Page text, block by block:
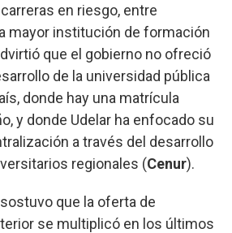
en riesgo, entre
mayor institución de formación
que el gobierno no ofreció
de la universidad pública
donde hay una matrícula
y donde Udelar ha enfocado su
a través del desarrollo
regionales (Cenur).
que la oferta de
se multiplicó en los últimos